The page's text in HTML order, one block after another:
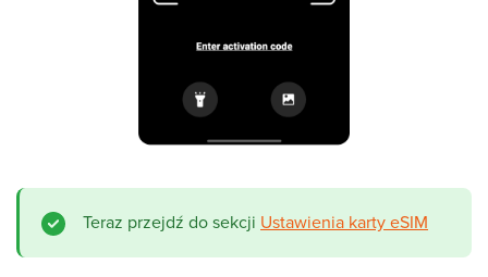
Teraz przejdź do sekcji Ustawienia karty eSIM